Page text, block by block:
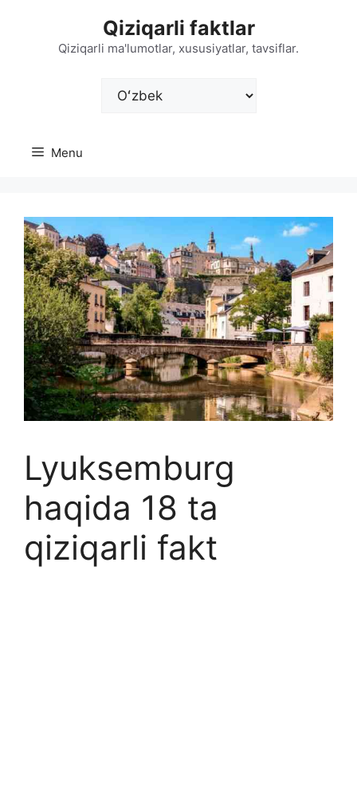
Qiziqarli faktlar
Qiziqarli ma'lumotlar, xususiyatlar, tavsiflar.
Choose
Menu
Lyuksemburg
haqida 18 ta
qiziqarli fakt